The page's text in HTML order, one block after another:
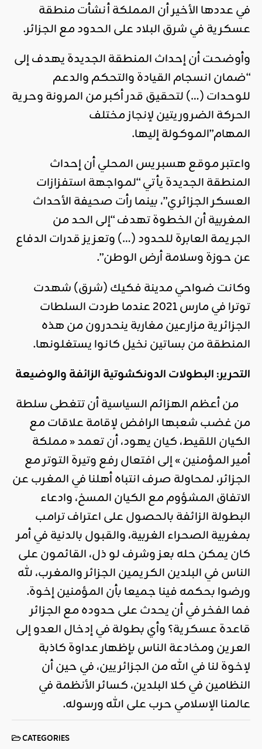
في عددها الأخير أن المملكة أنشأت منطقة
عسكرية في شرق البلاد على الحدود مع الجزائر.
وأوضحت أن إحداث المنطقة الجديدة يهدف إلى
“ضمان انسجام القيادة والتحكم والدعم
للوحدات (…) لتحقيق قدر أكبر من المرونة وحرية
الحركة الضروريتين لإنجاز مختلف
المهام”الموكولة إليها.
واعتبر موقع هسبريس المحلي أن إحداث
المنطقة الجديدة يأتي “لمواجهة استفزازات
العسكر الجزائري”، بينما رأت صحيفة الأحداث
المغربية أن الخطوة تهدف “إلى الحد من
الجريمة العابرة للحدود (…) وتعزيز قدرات الدفاع
عن حوزة وسلامة أرض الوطن”.
وكانت ضواحي مدينة فكيك (شرق) شهدت
توترا في مارس 2021 عندما طردت السلطات
الجزائرية مزارعين مغاربة ينحدرون من هذه
المنطقة من بساتين نخيل كانوا يستغلونها.
التحرير: البطولات الدونكشوتية الزائفة والوضيعة
من أعظم الهزائم السياسية أن تتغطى سلطة
من غضب شعبها الرافض لإقامة علاقات مع
الكيان اللقيط، كيان يهود، أن تعمد « مملكة
أمير المؤمنين » إلى افتعال رفع وتيرة التوتر مع
الجزائر، لمحاولة صرف انتباه أهلنا في المغرب عن
الاتفاق المشؤوم مع الكيان المسخ، وادعاء
البطولة الزائفة بالحصول على اعتراف ترامب
بمغربية الصحراء الغربية، والقبول بالدنية في أمر
كان يمكن حله بعز وشرف لو ذل، القائمون على
الناس في البلدين الكريمين الجزائر والمغرب، لله
ورضوا بحكمه فينا جميعا بأن المؤمنين إخوة.
فما الفخر في أن يحدث على حدوده مع الجزائر
قاعدة عسكرية؟ وأي بطولة في إدخال العدو إلى
العرين ومخادعة الناس بإظهار عداوة كاذبة
لإخوة لنا في الله من الجزائريين، في حين أن
النظامين في كلا البلدين، كسائر الأنظمة في
عالمنا الإسلامي حرب على الله ورسوله.
CATEGORIES